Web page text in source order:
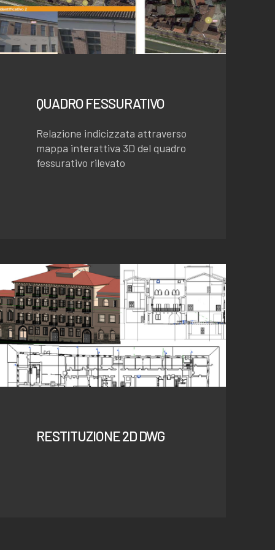
QUADRO FESSURATIVO
Relazione indicizzata attraverso
mappa interattiva 3D del quadro
fessurativo rilevato
RESTITUZIONE 2D DWG